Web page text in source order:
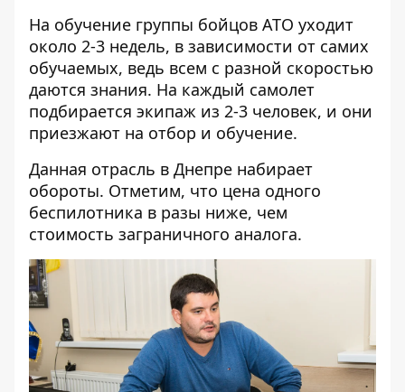
На обучение группы бойцов АТО уходит
около 2-3 недель, в зависимости от самих
обучаемых, ведь всем с разной скоростью
даются знания. На каждый самолет
подбирается экипаж из 2-3 человек, и они
приезжают на отбор и обучение.
Данная отрасль в Днепре набирает
обороты. Отметим, что цена одного
беспилотника в разы ниже, чем
стоимость заграничного аналога.